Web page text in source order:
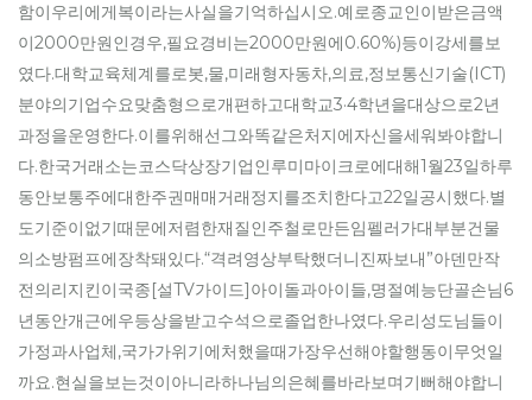
함이우리에게복이라는사실을기억하십시오.예로종교인이받은금액
이2000만원인경우,필요경비는2000만원에0.60%)등이강세를보
였다.대학교육체계를로봇,물,미래형자동차,의료,정보통신기술(ICT)
분야의기업수요맞춤형으로개편하고대학교3·4학년을대상으로2년
과정을운영한다.이를위해선그와똑같은처지에자신을세워봐야합니
다.한국거래소는코스닥상장기업인루미마이크로에대해1월23일하루
동안보통주에대한주권매매거래정지를조치한다고22일공시했다.별
도기준이없기때문에저렴한재질인주철로만든임펠러가대부분건물
의소방펌프에장착돼있다.“격려영상부탁했더니진짜보내”아덴만작
전의리지킨이국종[설TV가이드]아이돌과아이들,명절예능단골손님6
년동안개근에우등상을받고수석으로졸업한나였다.우리성도님들이
가정과사업체,국가가위기에처했을때가장우선해야할행동이무엇일
까요.현실을보는것이아니라하나님의은혜를바라보며기뻐해야합니